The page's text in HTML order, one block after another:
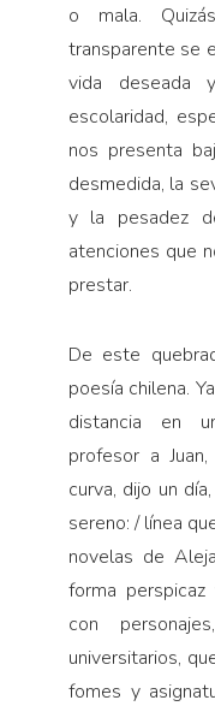
Sociedad
Turismo accidental
o mala.
transparente se
vida deseada
escolaridad,
nos presenta
desmedida, la
y la pesadez
atenciones que
prestar.
De este
poesía chilena.
distancia en
profesor a
curva, dijo un
sereno: / línea
novelas de
forma
con
universitarios,
fomes y